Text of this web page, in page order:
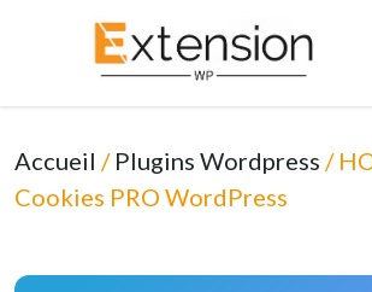
Accueil / Plugins Wordpress /
Cookies PRO WordPress